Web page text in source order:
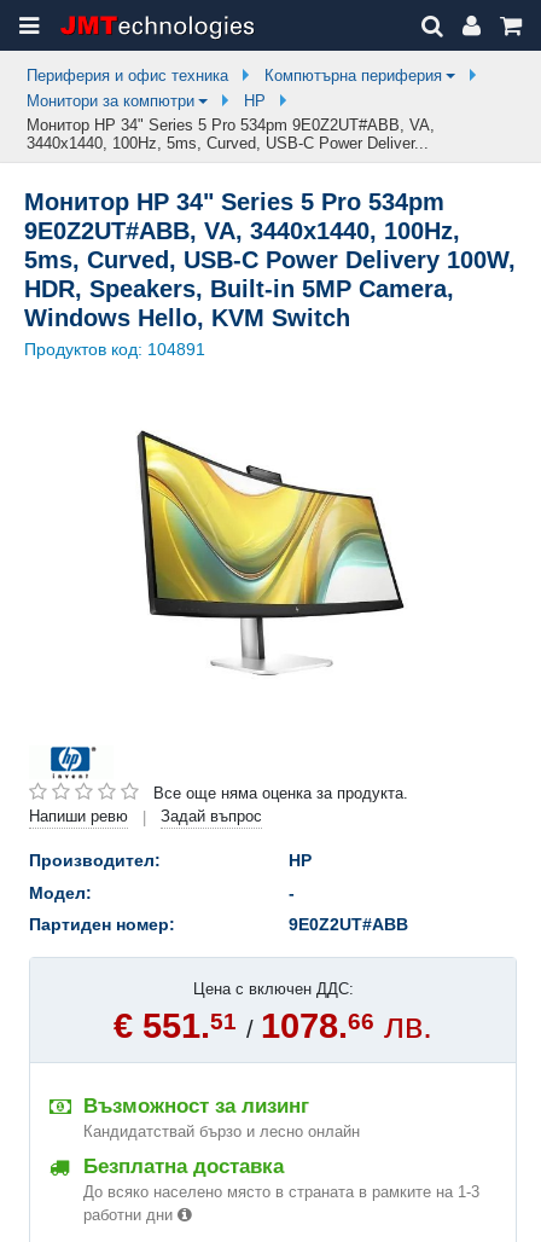
Периферия и офис техника
Компютърна периферия
Монитори за компютри
HP
Монитор HP 34" Series 5 Pro 534pm 9E0Z2UT#ABB, VA,
3440x1440, 100Hz, 5ms, Curved, USB-C Power Deliver...
Монитор HP 34" Series 5 Pro 534pm
9E0Z2UT#ABB, VA, 3440x1440, 100Hz,
5ms, Curved, USB-C Power Delivery 100W,
HDR, Speakers, Built-in 5MP Camera,
Windows Hello, KVM Switch
Продуктов код: 104891
Все още няма оценка за продукта.
Напиши ревю
| Задай въпрос
Производител:
HP
Модел:
-
Партиден номер:
9E0Z2UT#ABB
Цена с включен ДДС:
€ 551.51 / 1078.66 лв.
Възможност за лизинг
Кандидатствай бързо и лесно онлайн
Безплатна доставка
До всяко населено място в страната в рамките на 1-3
работни дни